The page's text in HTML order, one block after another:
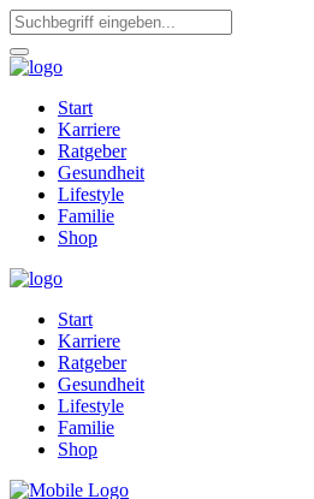
Start
Karriere
Ratgeber
Gesundheit
Lifestyle
Familie
Shop
Start
Karriere
Ratgeber
Gesundheit
Lifestyle
Familie
Shop